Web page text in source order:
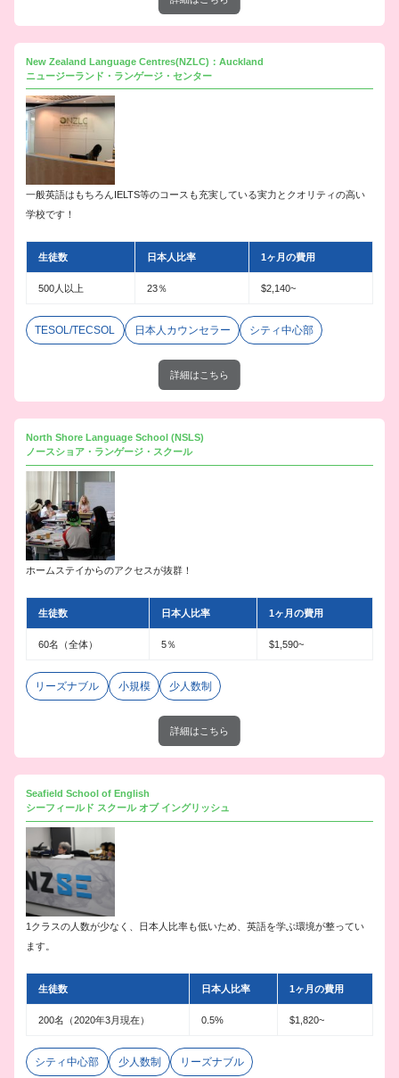
New Zealand Language Centres(NZLC)：Auckland
ニュージーランド・ランゲージ・センター
一般英語はもちろんIELTS等のコースも充実している実力とクオリティの高い
学校です！
生徒数 日本人比率 1ヶ月の費用
500人以上 23％ $2,140~
TESOL/TECSOL 日本人カウンセラー シティ中心部
詳細はこちら
North Shore Language School (NSLS)
ノースショア・ランゲージ・スクール
ホームステイからのアクセスが抜群！
生徒数 日本人比率 1ヶ月の費用
60名（全体） 5％ $1,590~
リーズナブル 小規模 少人数制
詳細はこちら
Seafield School of English
シーフィールド スクール オブ イングリッシュ
1クラスの人数が少なく、日本人比率も低いため、英語を学ぶ環境が整ってい
ます。
生徒数 日本人比率 1ヶ月の費用
200名（2020年3月現在） 0.5% $1,820~
シティ中心部 少人数制 リーズナブル